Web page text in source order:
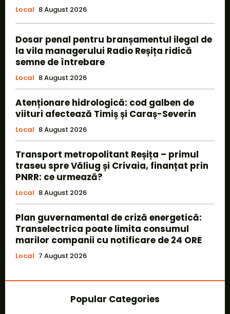
Local 8 August 2026
Dosar penal pentru branșamentul ilegal de
la vila managerului Radio Reșița ridică
semne de întrebare
Local 8 August 2026
Atenționare hidrologică: cod galben de
viituri afectează Timiș și Caraș-Severin
Local 8 August 2026
Transport metropolitant Reșița – primul
traseu spre Văliug și Crivaia, finanțat prin
PNRR: ce urmează?
Local 8 August 2026
Plan guvernamental de criză energetică:
Transelectrica poate limita consumul
marilor companii cu notificare de 24 ORE
Local 7 August 2026
Popular Categories